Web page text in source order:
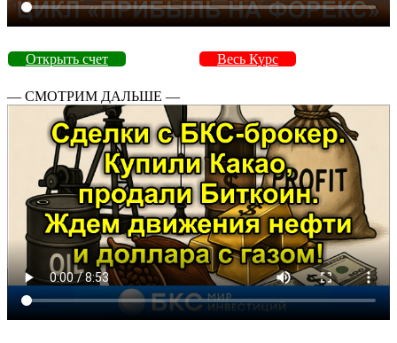
Открыть счет Весь Курс
— СМОТРИМ ДАЛЬШЕ —